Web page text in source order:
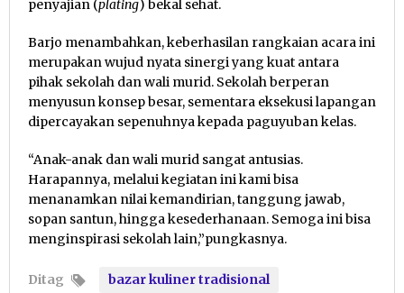
penyajian (plating) bekal sehat.
Barjo menambahkan, keberhasilan rangkaian acara ini
merupakan wujud nyata sinergi yang kuat antara
pihak sekolah dan wali murid. Sekolah berperan
menyusun konsep besar, sementara eksekusi lapangan
dipercayakan sepenuhnya kepada paguyuban kelas.
“Anak-anak dan wali murid sangat antusias.
Harapannya, melalui kegiatan ini kami bisa
menanamkan nilai kemandirian, tanggung jawab,
sopan santun, hingga kesederhanaan. Semoga ini bisa
menginspirasi sekolah lain,”pungkasnya.
Ditag
bazar kuliner tradisional